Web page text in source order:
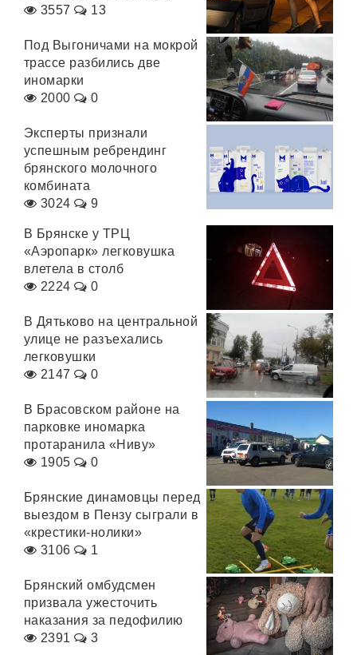
3557
13
Под Выгоничами на мокрой
трассе разбились две
иномарки
2000
0
Эксперты признали
успешным ребрендинг
брянского молочного
комбината
3024
9
В Брянске у ТРЦ
«Аэропарк» легковушка
влетела в столб
2224
0
В Дятьково на центральной
улице не разъехались
легковушки
2147
0
В Брасовском районе на
парковке иномарка
протаранила «Ниву»
1905
0
Брянские динамовцы перед
выездом в Пензу сыграли в
«крестики-нолики»
3106
1
Брянский омбудсмен
призвала ужесточить
наказания за педофилию
2391
3